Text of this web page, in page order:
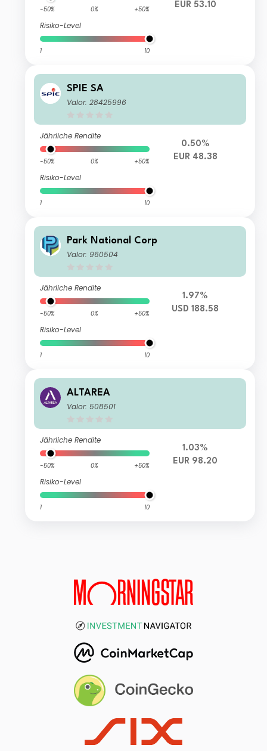
-50% 0% +50%
Risiko-Level
1 10
EUR 53.10
SPIE SA
Valor: 28425996
Jährliche Rendite
-50% 0% +50%
Risiko-Level
1 10
0.50%
EUR 48.38
Park National Corp
Valor: 960504
Jährliche Rendite
-50% 0% +50%
Risiko-Level
1 10
1.97%
USD 188.58
ALTAREA
Valor: 508501
Jährliche Rendite
-50% 0% +50%
Risiko-Level
1 10
1.03%
EUR 98.20